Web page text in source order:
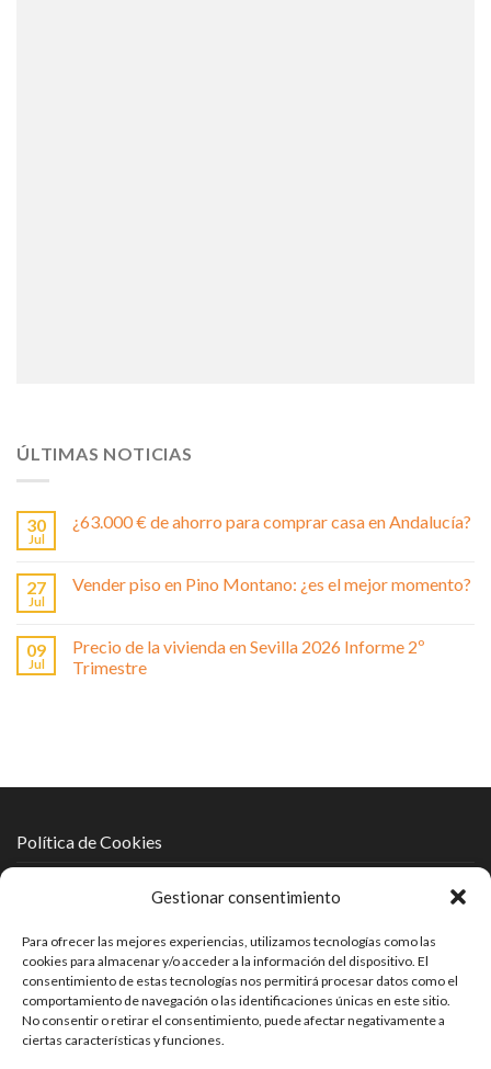
Gestionar consentimiento
Para ofrecer las mejores experiencias, utilizamos tecnologías como las
cookies para almacenar y/o acceder a la información del dispositivo. El
consentimiento de estas tecnologías nos permitirá procesar datos como el
comportamiento de navegación o las identificaciones únicas en este sitio.
No consentir o retirar el consentimiento, puede afectar negativamente a
ciertas características y funciones.
ÚLTIMAS NOTICIAS
30
Jul
¿63.000 € de ahorro para comprar casa en Andalucía?
27
Jul
Vender piso en Pino Montano: ¿es el mejor momento?
09
Jul
Precio de la vivienda en Sevilla 2026 Informe 2º
Trimestre
Política de Cookies
Aviso Legal